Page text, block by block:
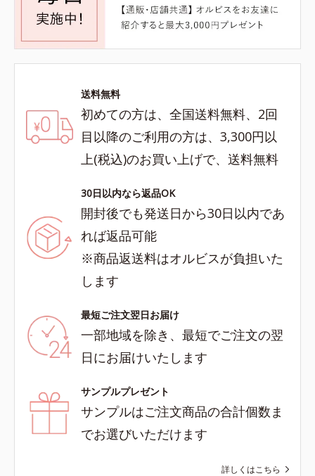
送料無料
初めての方は、全国送料無料、2回
目以降のご利用の方は、3,300円以
上(税込)のお買い上げで、送料無料
30日以内なら返品OK
開封後でも発送日から30日以内であ
れば返品可能
※商品返送料はオルビスが負担いた
します
最短ご注文翌日お届け
一部地域を除き、最短でご注文の翌
日にお届けいたします
サンプルプレゼント
サンプルはご注文商品の合計個数ま
でお選びいただけます
詳しくはこちら